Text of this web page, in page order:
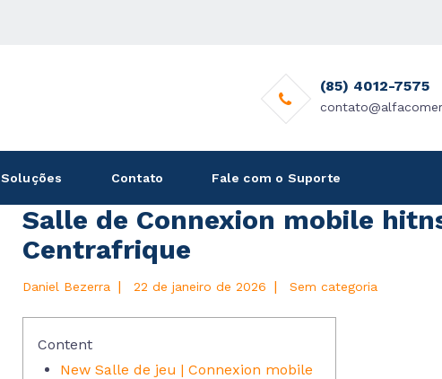
(85) 4012-7575
Soluções Contato Fale com o Suporte
Salle de Connexion mobile
Centrafrique
Daniel Bezerra | 22 de janeiro de 2026 | Sem categoria
Content
New Salle de jeu | Connexion mobile